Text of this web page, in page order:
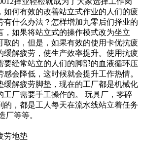
如何有效的改善站立式作业的人们的疲
有什么办法？怎样增加九零后们择业的
，如果将站立式的操作模式改为坐立
取的，但是，如果有效的使用卡优抗疲
缓解疲劳，使生产效率提升。使用抗疲
要经常站立的人们的脚部的血液循环压
会降低，这时候就会提升工作热情。
缓解疲劳脚垫，现在的工厂都是机械化
工厂需要手工操作的。 玩具厂，零碎
的，都是工人每天在流水线站立着任务
厂等等。
劳地垫